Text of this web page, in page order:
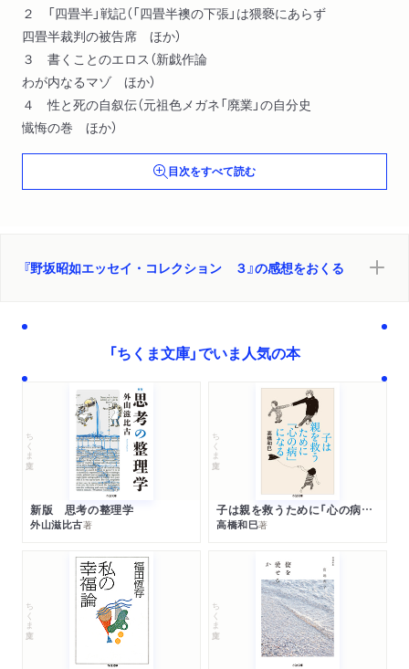
２ 「四畳半」戦記（「四畳半襖の下張」は猥褻にあらず
四畳半裁判の被告席 ほか）
３ 書くことのエロス（新戯作論
わが内なるマゾ ほか）
４ 性と死の自叙伝（元祖色メガネ「廃業」の自分史
懴悔の巻 ほか）
目次をすべて読む
『野坂昭如エッセイ・コレクション ３』の感想をおくる
「ちくま文庫」でいま人気の本
ちくま文庫
新版 思考の整理学
外山滋比古著
ちくま文庫
子は親を救うために「心の病」になる
高橋和巳著
ちくま文庫 ちくま文庫